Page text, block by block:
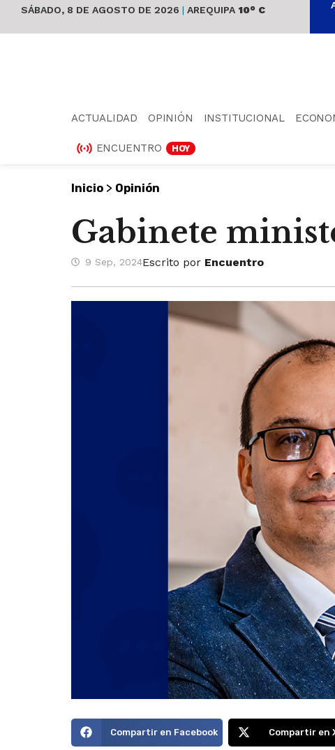
SÁBADO, 8 DE AGOSTO DE 2026 | AREQUIPA 10° C
ACTUALIDAD OPINIÓN INSTITUCIONAL
ENCUENTRO HOY
Inicio > Opinión
Gabinete
9 Sep, 2024Escrito por Encuentro
Compartir en Facebook Compartir en